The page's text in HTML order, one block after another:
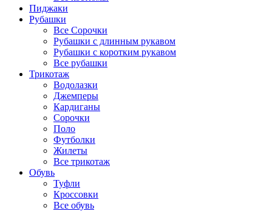
Пиджаки
Рубашки
Все Сорочки
Рубашки с длинным рукавом
Рубашки с коротким рукавом
Все рубашки
Трикотаж
Водолазки
Джемперы
Кардиганы
Сорочки
Поло
Футболки
Жилеты
Все трикотаж
Обувь
Туфли
Кроссовки
Все обувь